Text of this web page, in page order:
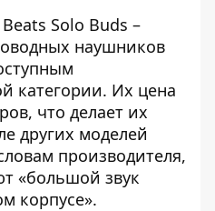
Solo Buds –
наушников
категории. Их цена
что делает их
других моделей
производителя,
«большой звук
корпусе».